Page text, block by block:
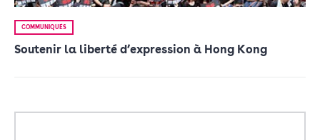
COMMUNIQUÉS
Soutenir la liberté d’expression à Hong Kong